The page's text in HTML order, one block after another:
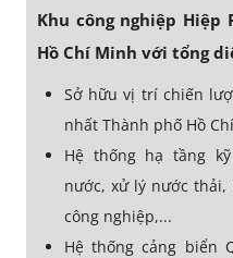
Khu công nghiệp Hiệp
Hồ Chí Minh với tổng
Sở hữu vị trí chiến
nhất Thành phố Hồ
Hệ thống hạ tầng
nước, xử lý nước
công nghiệp,...
Hệ thống cảng biển